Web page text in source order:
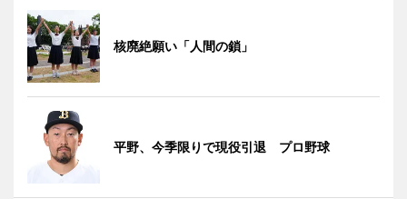
核廃絶願い「人間の鎖」
平野、今季限りで現役引退 プロ野球